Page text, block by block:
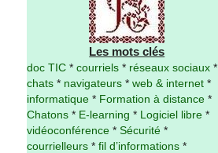
Les mots clés
doc TIC* courriels* réseaux sociaux*
chats* navigateurs* web & internet*
informatique* Formation à distance*
Chatons* E-learning * Logiciel libre*
vidéoconférence* Sécurité*
courrielleurs* fil d’informations*